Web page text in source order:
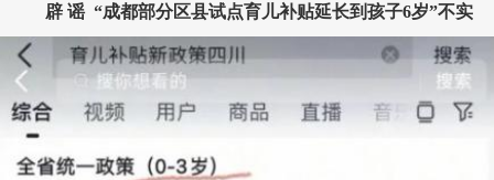
辟 谣 “成都部分区县试点育儿补贴延长到孩子6岁”不实